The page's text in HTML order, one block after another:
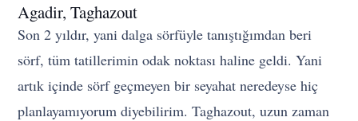
Agadir, Taghazout
Son 2 yıldır, yani dalga sörfüyle tanıştığımdan beri
sörf, tüm tatillerimin odak noktası haline geldi. Yani
artık içinde sörf geçmeyen bir seyahat neredeyse hiç
planlayamıyorum diyebilirim. Taghazout, uzun zaman